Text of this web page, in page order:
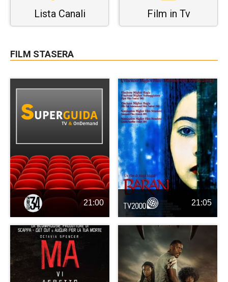
Lista Canali Film in Tv
FILM STASERA
21:00 21:05